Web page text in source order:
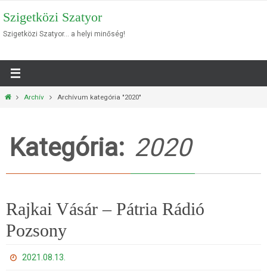
Szigetközi Szatyor
Szigetközi Szatyor… a helyi minőség!
Otthon
Archív Archívum kategória "2020"
Kategória: 2020
Rajkai Vásár – Pátria Rádió
Pozsony
2021.08.13.